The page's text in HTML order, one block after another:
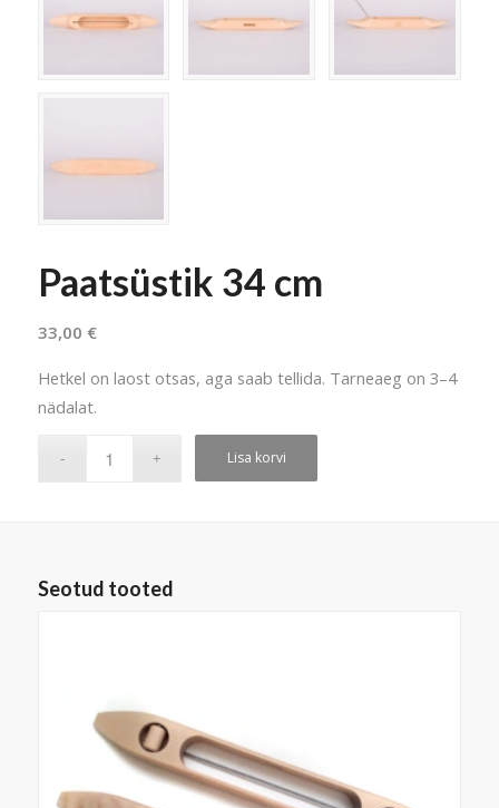
Paatsüstik 34 cm
33,00 €
Hetkel on laost otsas, aga saab tellida. Tarneaeg on 3–4
nädalat.
Lisa korvi
Seotud tooted